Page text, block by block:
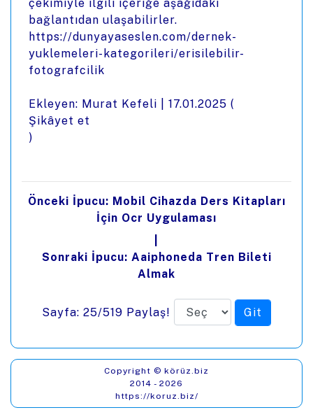
çekimiyle ilgili içeriğe aşağıdaki
bağlantıdan ulaşabilirler.
https://dunyayaseslen.com/dernek-
yuklemeleri-kategorileri/erisilebilir-
fotografcilik
Ekleyen: Murat Kefeli | 17.01.2025 (
Şikâyet et
)
Önceki İpucu: Mobil Cihazda Ders Kitapları
İçin Ocr Uygulaması
Sonraki İpucu: Aaiphoneda Tren Bileti
Almak
Sayfa: 25/519 Paylaş!
Copyright © körüz.biz
2014 - 2026
https://koruz.biz/